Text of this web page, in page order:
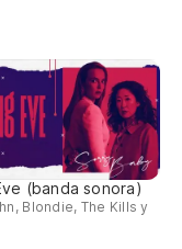
(banda sonora)
Blondie, The Kills y